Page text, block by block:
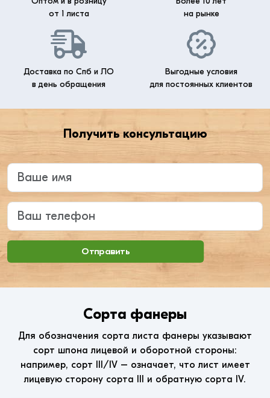
от 1 листа
на рынке
Доставка по Спб и ЛО
в день обращения
Выгодные условия
для постоянных клиентов
Получить консультацию
Введите ваше имя
Ваш телефон
Отправить
Сорта фанеры
Для обозначения сорта листа фанеры указывают
сорт шпона лицевой и оборотной стороны:
например, сорт III/IV – означает, что лист имеет
лицевую сторону сорта III и обратную сорта IV.